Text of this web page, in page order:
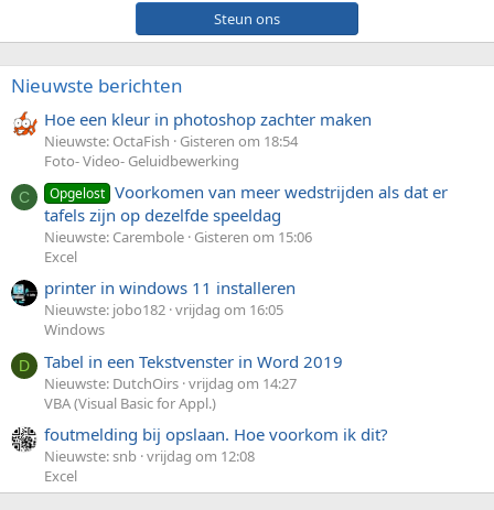
Steun ons
Nieuwste berichten
Hoe een kleur in photoshop zachter maken
Nieuwste: OctaFish
Gisteren om 18:54
Foto- Video- Geluidbewerking
C Opgelost Voorkomen van meer wedstrijden als dat er
tafels zijn op dezelfde speeldag
Nieuwste: Carembole Gisteren om 15:06
Excel
printer in windows 11 installeren
Nieuwste: jobo182 vrijdag om 16:05
Windows
D Tabel in een Tekstvenster in Word 2019
Nieuwste: DutchOirs vrijdag om 14:27
VBA (Visual Basic for Appl.)
foutmelding bij opslaan. Hoe voorkom ik dit?
Nieuwste: snb vrijdag om 12:08
Excel